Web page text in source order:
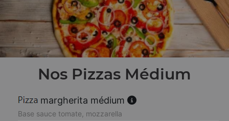
Nos Pizzas Médium
margherita médium
Base sauce tomate, mozzarella